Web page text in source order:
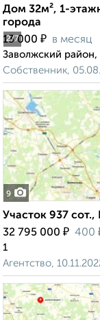
2/7
Дом 32м², 1-
города
13 000 ₽ в месяц
Заволжский район,
Собственник,
9
Участок 937
32 795 000 ₽ 400
1
Агентство,